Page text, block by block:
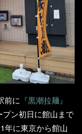
前に 『黒潮拉麺』
ン初日に館山まで
年に東京から館山